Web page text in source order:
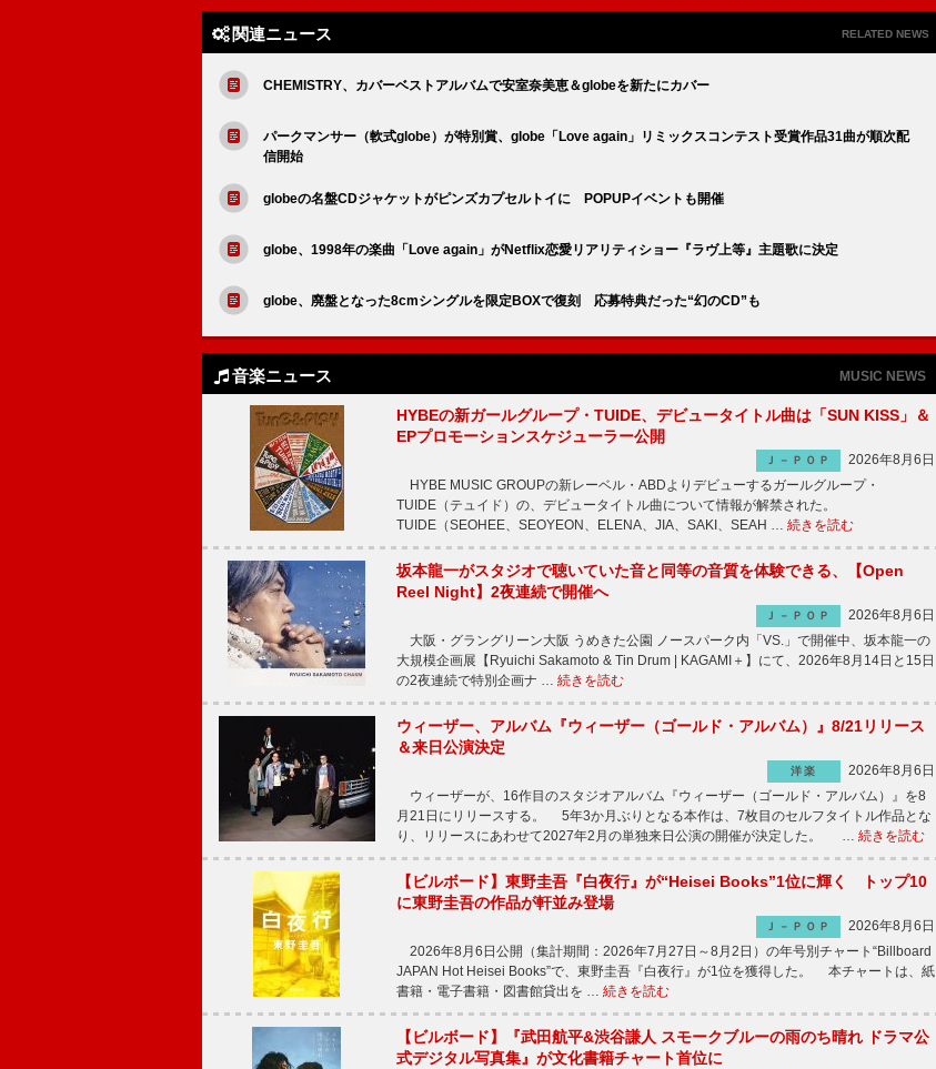
関連ニュース RELATED NEWS
CHEMISTRY、カバーベストアルバムで安室奈美恵＆globeを新たにカバー
パークマンサー（軟式globe）が特別賞、globe「Love again」リミックスコンテスト受賞作品31曲が順次配
信開始
globeの名盤CDジャケットがピンズカプセルトイに POPUPイベントも開催
globe、1998年の楽曲「Love again」がNetflix恋愛リアリティショー『ラヴ上等』主題歌に決定
globe、廃盤となった8cmシングルを限定BOXで復刻 応募特典だった“幻のCD”も
音楽ニュース MUSIC NEWS
HYBEの新ガールグループ・TUIDE、デビュータイトル曲は「SUN KISS」＆
EPプロモーションスケジューラー公開
Ｊ－ＰＯＰ
2026年8月6日
HYBE MUSIC GROUPの新レーベル・ABDよりデビューするガールグループ・
TUIDE（テュイド）の、デビュータイトル曲について情報が解禁された。
TUIDE（SEOHEE、SEOYEON、ELENA、JIA、SAKI、SEAH … 続きを読む
坂本龍一がスタジオで聴いていた音と同等の音質を体験できる、【Open
Reel Night】2夜連続で開催へ
Ｊ－ＰＯＰ
2026年8月6日
大阪・グラングリーン大阪 うめきた公園 ノースパーク内「VS.」で開催中、坂本龍一の
大規模企画展【Ryuichi Sakamoto & Tin Drum | KAGAMI＋】にて、2026年8月14日と15日
の2夜連続で特別企画ナ … 続きを読む
ウィーザー、アルバム『ウィーザー（ゴールド・アルバム）』8/21リリース
＆来日公演決定
洋楽
2026年8月6日
ウィーザーが、16作目のスタジオアルバム『ウィーザー（ゴールド・アルバム）』を8
月21日にリリースする。 5年3か月ぶりとなる本作は、7枚目のセルフタイトル作品とな
り、リリースにあわせて2027年2月の単独来日公演の開催が決定した。 … 続きを読む
【ビルボード】東野圭吾『白夜行』が“Heisei Books”1位に輝く トップ10
に東野圭吾の作品が軒並み登場
Ｊ－ＰＯＰ
2026年8月6日
2026年8月6日公開（集計期間：2026年7月27日～8月2日）の年号別チャート“Billboard
JAPAN Hot Heisei Books”で、東野圭吾『白夜行』が1位を獲得した。 本チャートは、紙
書籍・電子書籍・図書館貸出を … 続きを読む
【ビルボード】『武田航平&渋谷謙人 スモークブルーの雨のち晴れ ドラマ公
式デジタル写真集』が文化書籍チャート首位に